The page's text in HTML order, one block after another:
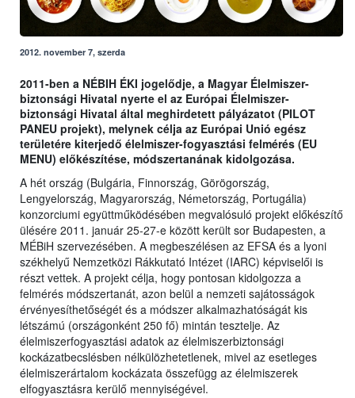
2012. november 7, szerda
2011-ben a NÉBIH ÉKI jogelődje, a Magyar Élelmiszer-
biztonsági Hivatal nyerte el az Európai Élelmiszer-
biztonsági Hivatal által meghirdetett pályázatot (PILOT
PANEU projekt), melynek célja az Európai Unió egész
területére kiterjedő élelmiszer-fogyasztási felmérés (EU
MENU) előkészítése, módszertanának kidolgozása.
A hét ország (Bulgária, Finnország, Görögország,
Lengyelország, Magyarország, Németország, Portugália)
konzorciumi együttműködésében megvalósuló projekt előkészítő
ülésére 2011. január 25-27-e között került sor Budapesten, a
MÉBiH szervezésében. A megbeszélésen az EFSA és a lyoni
székhelyű Nemzetközi Rákkutató Intézet (IARC) képviselői is
részt vettek. A projekt célja, hogy pontosan kidolgozza a
felmérés módszertanát, azon belül a nemzeti sajátosságok
érvényesíthetőségét és a módszer alkalmazhatóságát kis
létszámú (országonként 250 fő) mintán tesztelje. Az
élelmiszerfogyasztási adatok az élelmiszerbiztonsági
kockázatbecslésben nélkülözhetetlenek, mivel az esetleges
élelmiszerártalom kockázata összefügg az élelmiszerek
elfogyasztásra kerülő mennyiségével.